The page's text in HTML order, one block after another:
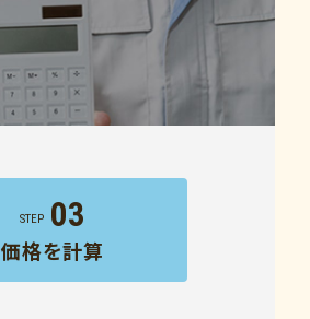
STEP 03
価格を計算